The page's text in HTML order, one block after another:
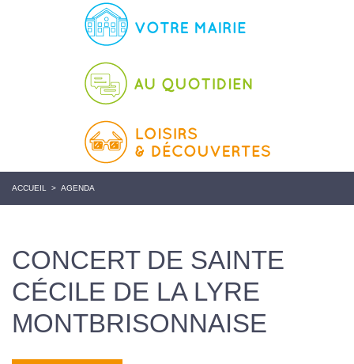
ACCUEIL > AGENDA
CONCERT DE SAINTE
CÉCILE DE LA LYRE
MONTBRISONNAISE